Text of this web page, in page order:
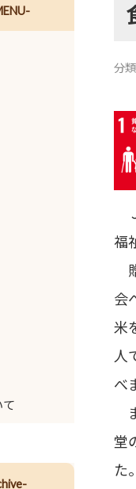
分類
福
会
米
人
べ
堂
た。
内
て